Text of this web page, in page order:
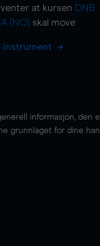
at kursen DNB
(NO) skal move
instrument
informasjon, den
grunnlaget for dine